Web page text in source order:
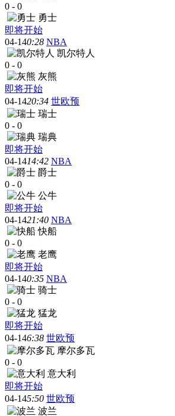
0 - 0
勇士
即将开始
04-140:28 NBA
凯尔特人
0 - 0
灰熊
即将开始
04-1420:34 世欧预
瑞士
0 - 0
瑞典
即将开始
04-1414:42 NBA
爵士
0 - 0
公牛
即将开始
04-1421:40 NBA
快船
0 - 0
老鹰
即将开始
04-140:35 NBA
骑士
0 - 0
猛龙
即将开始
04-146:38 世欧预
摩尔多瓦
0 - 0
意大利
即将开始
04-145:50 世欧预
波兰